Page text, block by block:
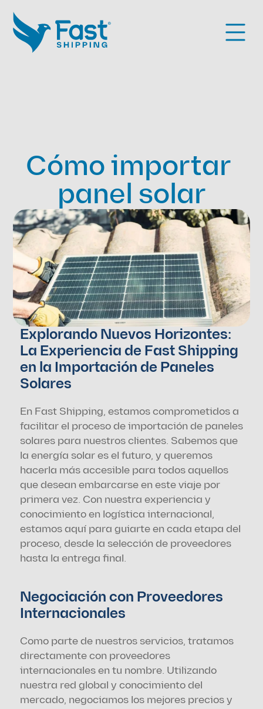
Cómo importar
panel solar
Explorando Nuevos Horizontes:
La Experiencia de Fast Shipping
en la Importación de Paneles
Solares
En Fast Shipping, estamos comprometidos a
facilitar el proceso de importación de paneles
solares para nuestros clientes. Sabemos que
la energía solar es el futuro, y queremos
hacerla más accesible para todos aquellos
que desean embarcarse en este viaje por
primera vez. Con nuestra experiencia y
conocimiento en logística internacional,
estamos aquí para guiarte en cada etapa del
proceso, desde la selección de proveedores
hasta la entrega final.
Negociación con Proveedores
Internacionales
Como parte de nuestros servicios, tratamos
directamente con proveedores
internacionales en tu nombre. Utilizando
nuestra red global y conocimiento del
mercado, negociamos los mejores precios y